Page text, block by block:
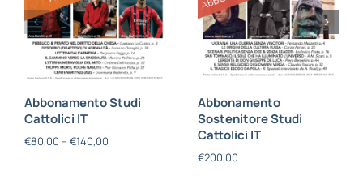
Abbonamento Studi
Cattolici IT
€80,00 – €140,00
Abbonamento
Sostenitore Studi
Cattolici IT
€200,00